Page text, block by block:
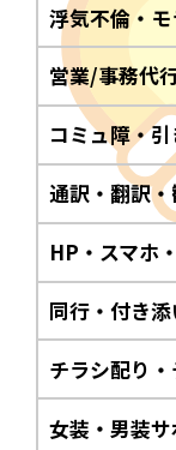
浮気不倫・
営業/事務代
コミュ障・
通訳・翻訳
HP・スマホ
同行・付き添
チラシ配り
女装・男装